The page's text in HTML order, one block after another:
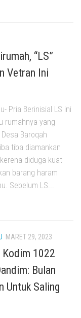
“LS”
Vetran Ini
Pria Berinisial LS ini
rumahnya yang
Baroqah
tiba diamankan
diduga kuat
barang haram
Sebelum LS...
MARET 29, 2023
Kodim 1022
Bulan
Untuk Saling